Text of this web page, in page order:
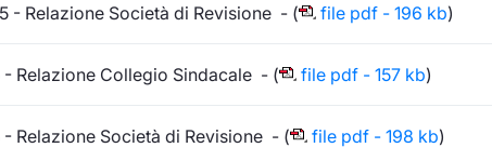
Relazione Società di Revisione - ( file pdf - 196 kb)
Relazione Collegio Sindacale - ( file pdf - 157 kb)
Relazione Società di Revisione - ( file pdf - 198 kb)